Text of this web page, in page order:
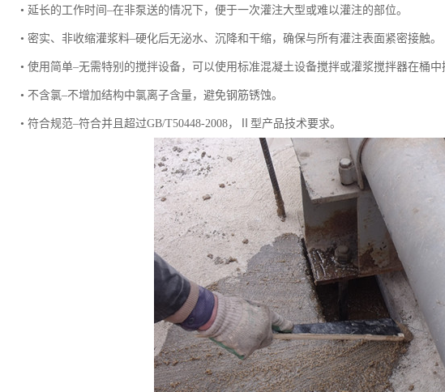
• 延长的工作时间–在非泵送的情况下，便于一次灌注大型或难以灌注的部位。
• 密实、非收缩灌浆料–硬化后无泌水、沉降和干缩，确保与所有灌注表面紧密接触。
• 使用简单–无需特别的搅拌设备，可以使用标准混凝土设备搅拌或灌浆搅拌器在桶中
• 不含氯–不增加结构中氯离子含量，避免钢筋锈蚀。
• 符合规范–符合并且超过GB/T50448-2008，Ⅱ型产品技术要求。